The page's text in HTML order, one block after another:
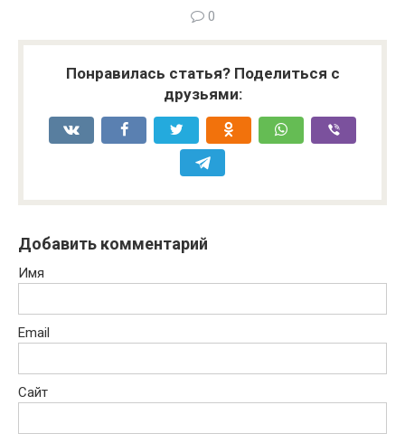
0
Понравилась статья? Поделиться с
друзьями:
Добавить комментарий
Имя
Email
Сайт